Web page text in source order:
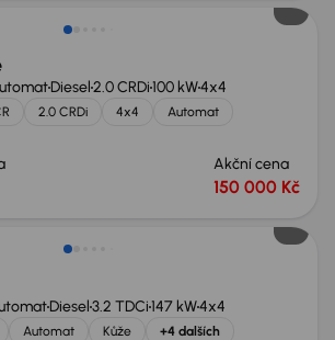
Diesel2.0 CRDi100 kW4x4
2.0 CRDi 4x4
Automat
Akční cena
150 000 Kč
Diesel3.2 TDCi147 kW4x4
Automat Kůže +4 dalších